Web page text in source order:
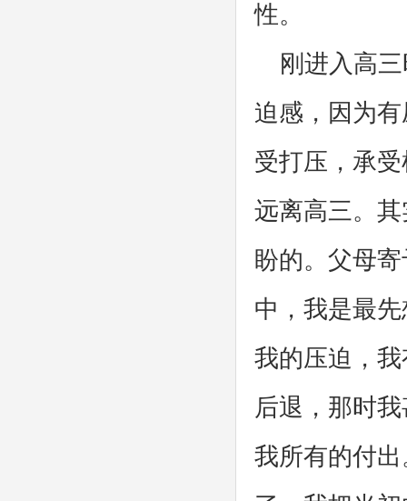
性。
刚进入高三
迫感，因为
受打压，承
远离高三。
盼的。父母
中，我是最
我的压迫，
后退，那时
我所有的付